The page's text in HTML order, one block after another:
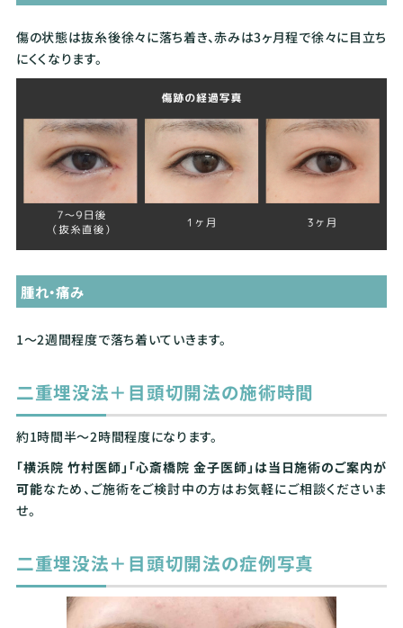
傷の状態は抜糸後徐々に落ち着き、赤みは3ヶ月程で徐々に目立ち
にくくなります。
腫れ・痛み
1～2週間程度で落ち着いていきます。
二重埋没法＋目頭切開法の施術時間
約1時間半～2時間程度になります。
「横浜院 竹村医師」「心斎橋院 金子医師」は当日施術のご案内が
可能なため、ご施術をご検討中の方はお気軽にご相談くださいま
せ。
二重埋没法＋目頭切開法の症例写真